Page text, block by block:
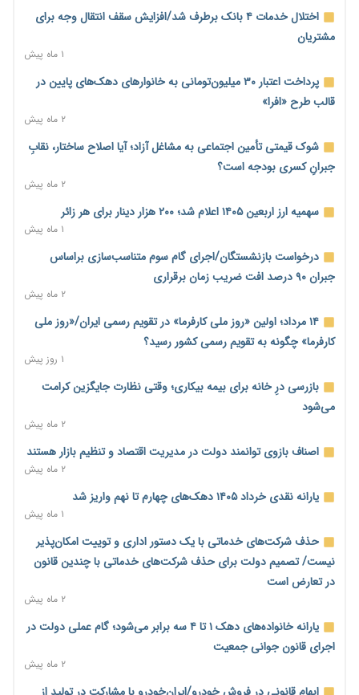
محدودیت تازه برای شبکه بانکی؛ افزایش سپرده قانونی با هدف
کنترل تورم
۱ روز پیش
ترمز تولید خودرو کشیده شد؛ افت ۲۵ درصدی تیراژ ایران‌خودرو،
سایپا و پارس‌خودرو
۱ روز پیش
بنگاه‌داری بانک‌ها؛ مانع بزرگ خانه‌دار شدن مستأجران
نماینده مجلس: توسعه مرزهای زمینی به راهبرد تأمین کالاهای
اساسی تبدیل شود
۱ روز پیش
خانه کارگر قزوین: شکاف دستمزد و هزینه معیشت هر روز عمیق‌تر
می‌شود
۱ روز پیش
رئیس سازمان امور مالیاتی: بلاگرهای پردرآمد مشمول پرداخت
مالیات هستند
۱ روز پیش
پیش‌بینی افزایش تولید برنج؛ نیاز وارداتی کشور به ۵۰۰ هزار تن
کاهش می‌یابد
۱ روز پیش
امضای تفاهم‌نامه تجاری ایران و پاکستان؛ هدف‌گذاری تجارت ۱۰
اختیارات جدید گمرکات برای تمدید ورود موقت کالا و خودرو تا
پایان شهریور ابلاغ شد
۱ روز پیش
مرحله سیزدهم کالابرگ در سایه تورم؛ قدرت خرید یارانه یک‌میلیونی
اختلال خدمات ۴ بانک برطرف شد/افزایش سقف انتقال وجه برای
مشتریان
۱ ماه پیش
پرداخت اعتبار ۳۰ میلیون‌تومانی به خانوارهای دهک‌های پایین در
قالب طرح «افرا»
۲ ماه پیش
شوک قیمتی تأمین اجتماعی به مشاغل آزاد؛ آیا اصلاح ساختار، نقابِ
جبرانِ کسری بودجه است؟
۲ ماه پیش
سهمیه ارز اربعین ۱۴۰۵ اعلام شد؛ ۲۰۰ هزار دینار برای هر زائر
۱ ماه پیش
درخواست بازنشستگان/اجرای گام سوم متناسب‌سازی براساس
جبران ۹۰ درصد افت ضریب زمان برقراری
۲ ماه پیش
۱۴ مرداد؛ اولین «روز ملی کارفرما» در تقویم رسمی ایران/«روز ملی
کارفرما» چگونه به تقویم رسمی کشور رسید؟
۱ روز پیش
بازرسی درِ خانه برای بیمه بیکاری؛ وقتی نظارت جایگزین کرامت
می‌شود
۲ ماه پیش
اصناف بازوی توانمند دولت در مدیریت اقتصاد و تنظیم بازار هستند
۲ ماه پیش
یارانه نقدی خرداد ۱۴۰۵ دهک‌های چهارم تا نهم واریز شد
۱ ماه پیش
حذف شرکت‌های خدماتی با یک دستور اداری و توییت امکان‌پذیر
نیست/ تصمیم دولت برای حذف شرکت‌های خدماتی با چندین قانون
در تعارض است
۲ ماه پیش
یارانه خانواده‌های دهک ۱ تا ۴ سه برابر می‌شود؛ گام عملی دولت در
اجرای قانون جوانی جمعیت
۲ ماه پیش